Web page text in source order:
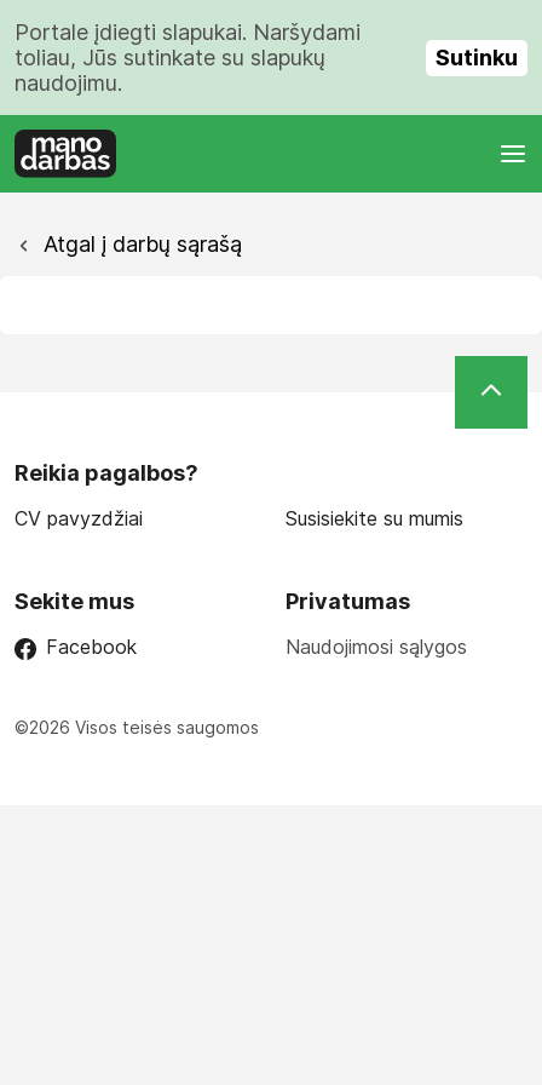
Portale įdiegti slapukai. Naršydami
toliau, Jūs sutinkate su slapukų
naudojimu.
Sutinku
Atgal į darbų sąrašą
Reikia pagalbos?
CV pavyzdžiai Susisiekite su mumis
Sekite mus
Facebook
Privatumas
Naudojimosi sąlygos
©2026 Visos teisės saugomos